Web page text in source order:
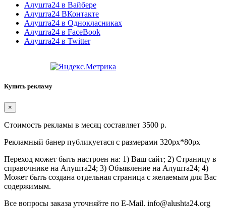
Алушта24 в Вайбере
Алушта24 ВКонтакте
Алушта24 в Однокласниках
Алушта24 в FaceBook
Алушта24 в Twitter
Купить рекламу
×
Стоимость рекламы в месяц составляет 3500 р.
Рекламный банер публикуетася с размерами 320px*80px
Переход может быть настроен на: 1) Ваш сайт; 2) Страницу в
справочнике на Алушта24; 3) Объявление на Алушта24; 4)
Может быть создана отдельная страница с желаемым для Вас
содержимым.
Все вопросы заказа уточняйте по E-Mail. info@alushta24.org